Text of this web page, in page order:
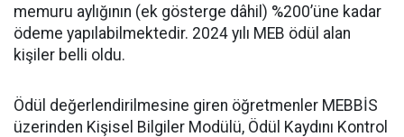
memuru aylığının (ek gösterge dâhil) %200’üne kadar
ödeme yapılabilmektedir. 2024 yılı MEB ödül alan
kişiler belli oldu.
Ödül değerlendirilmesine giren öğretmenler MEBBİS
üzerinden Kişisel Bilgiler Modülü, Ödül Kaydını Kontrol